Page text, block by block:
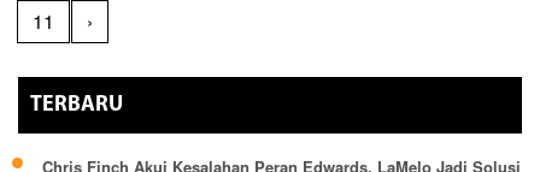
11
›
TERBARU
Chris Finch Akui Kesalahan Peran Edwards, LaMelo Jadi Solusi